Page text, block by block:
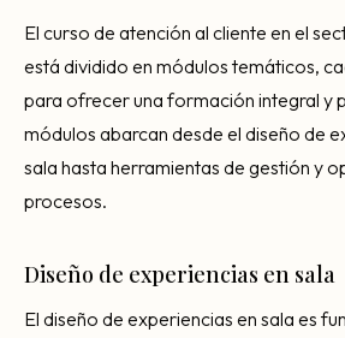
El curso de atención al cliente en el
está dividido en módulos temáticos,
para ofrecer una formación integral y
módulos abarcan desde el diseño de
sala hasta herramientas de gestión y
procesos.
Diseño de experiencias en sala
El diseño de experiencias en sala es